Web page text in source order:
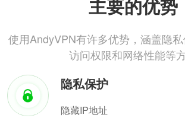
主要的优势
使用AndyVPN有许多优势，涵盖隐私
访问权限和网络性能等
隐私保护
隐藏IP地址